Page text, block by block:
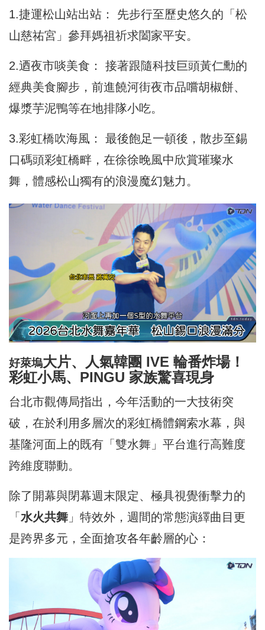
1.捷運松山站出站： 先步行至歷史悠久的「松
山慈祐宮」參拜媽祖祈求闔家平安。
2.迺夜市啖美食： 接著跟隨科技巨頭黃仁勳的
經典美食腳步，前進饒河街夜市品嚐胡椒餅、
爆漿芋泥鴨等在地排隊小吃。
3.彩虹橋吹海風： 最後飽足一頓後，散步至錫
口碼頭彩虹橋畔，在徐徐晚風中欣賞璀璨水
舞，體感松山獨有的浪漫魔幻魅力。
好萊塢大片、人氣韓團 IVE 輪番炸場！
彩虹小馬、PINGU 家族驚喜現身
台北市觀傳局指出，今年活動的一大技術突
破，在於利用多層次的彩虹橋體鋼索水幕，與
基隆河面上的既有「雙水舞」平台進行高難度
跨維度聯動。
除了開幕與閉幕週末限定、極具視覺衝擊力的
「 水火共舞 」特效外，週間的常態演繹曲目更
是跨界多元，全面搶攻各年齡層的心：